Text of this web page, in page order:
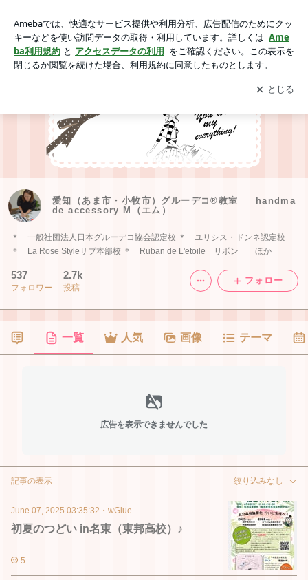
sory M（エム）
アプリをダウンロードして ブログの更新通知
を受け取りまし
ょう。
開く
愛知（あま市・小牧市）グルーデコ®教室 handma
de accessory M（エム）
＊ 一般社団法人日本グルーデコ協会認定校 ＊ ユリシス・ドンネ認定校
＊ La Rose Styleサブ本部校 ＊ Ruban de L'etoile リボン ほか
537
フォロワー
2.7k
投稿
フォロー
一覧 人気 画像 テーマ
広告を表示できませんでした
記事の表示 絞り込みなし
June 07, 2025 03:35:32 ・ wGlue
初夏のつどい in名東（東邦高校）♪
5